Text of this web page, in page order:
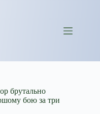
брутально
бою за три